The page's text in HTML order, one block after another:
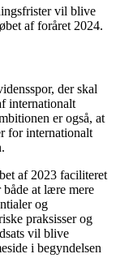
vil blive
af foråret 2024.
der skal
internationalt
er også, at
for internationalt
af 2023 faciliteret
at lære mere
og
praksisser og
vil blive
i begyndelsen